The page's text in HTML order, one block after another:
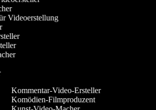
Videoerstellung
Kommentar-Video-Ersteller
Komödien-Filmproduzent